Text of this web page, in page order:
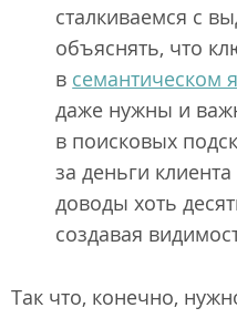
сталкиваемся с
объяснять, что
в семантическом
даже нужны и
в поисковых
за деньги
доводы хоть
создавая
Так что, конечно,